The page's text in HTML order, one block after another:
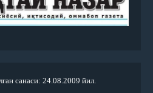
санаси: 24.08.2009 йил.